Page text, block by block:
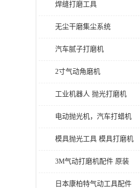
焊缝打磨工具
无尘干磨集尘系统
汽车腻子打磨机
2寸气动角磨机
工业机器人 抛光打磨机
电动抛光机，汽车打蜡机
模具抛光工具 模具打磨机
3M气动打磨机配件 原装
日本康柏特气动工具配件